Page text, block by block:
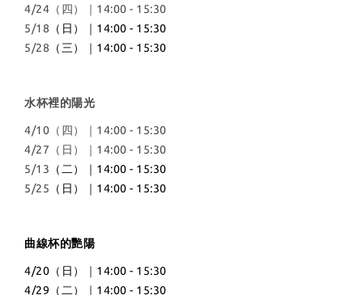
4/24（四）｜14:00 - 15:30
5/18 （日）｜14:00 - 15:30
5/28 （三）｜14:00 - 15:30
水杯裡的陽光
4/10（四）｜14:00 - 15:30
4/27（日）｜14:00 - 15:30
5/13 （二）｜14:00 - 15:30
5/25 （日）｜14:00 - 15:30
曲線杯的艷陽
4/20（日）｜14:00 - 15:30
4/29（二）｜14:00 - 15:30